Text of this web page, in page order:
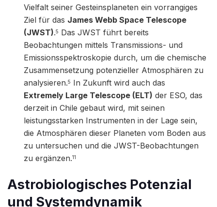
Vielfalt seiner Gesteinsplaneten ein vorrangiges
Ziel für das James Webb Space Telescope
(JWST).5 Das JWST führt bereits
Beobachtungen mittels Transmissions- und
Emissionsspektroskopie durch, um die chemische
Zusammensetzung potenzieller Atmosphären zu
analysieren.5 In Zukunft wird auch das
Extremely Large Telescope (ELT) der ESO, das
derzeit in Chile gebaut wird, mit seinen
leistungsstarken Instrumenten in der Lage sein,
die Atmosphären dieser Planeten vom Boden aus
zu untersuchen und die JWST-Beobachtungen
zu ergänzen.11
Astrobiologisches Potenzial
und Systemdynamik